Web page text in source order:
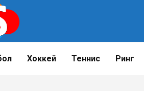
Хоккей Теннис Ринг